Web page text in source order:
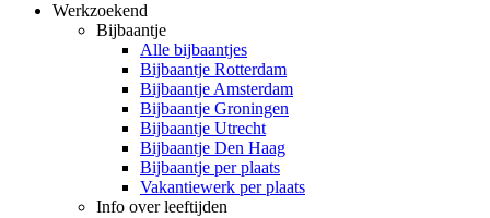
Werkzoekend
Bijbaantje
Alle bijbaantjes
Bijbaantje Rotterdam
Bijbaantje Amsterdam
Bijbaantje Groningen
Bijbaantje Utrecht
Bijbaantje Den Haag
Bijbaantje per plaats
Vakantiewerk per plaats
Info over leeftijden